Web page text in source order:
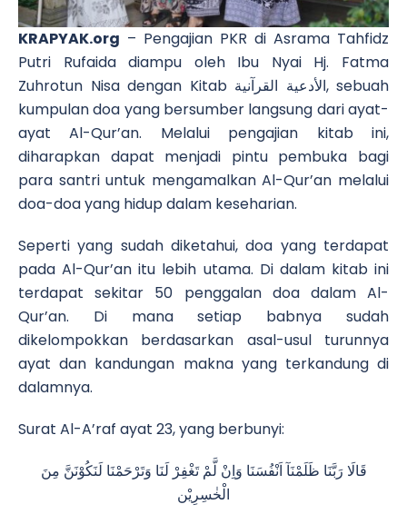
KRAPYAK.org – Pengajian PKR di Asrama Tahfidz
Putri Rufaida diampu oleh Ibu Nyai Hj. Fatma
Zuhrotun Nisa dengan Kitab الأدعية القرآنية, sebuah
kumpulan doa yang bersumber langsung dari ayat-
ayat Al-Qur’an. Melalui pengajian kitab ini,
diharapkan dapat menjadi pintu pembuka bagi
para santri untuk mengamalkan Al-Qur’an melalui
doa-doa yang hidup dalam keseharian.
Seperti yang sudah diketahui, doa yang terdapat
pada Al-Qur’an itu lebih utama. Di dalam kitab ini
terdapat sekitar 50 penggalan doa dalam Al-
Qur’an. Di mana setiap babnya sudah
dikelompokkan berdasarkan asal-usul turunnya
ayat dan kandungan makna yang terkandung di
dalamnya.
Surat Al-A’raf ayat 23, yang berbunyi:
قَالَا رَبَّنَا ظَلَمْنَآ اَنْفُسَنَا وَاِنْ لَّمْ تَغْفِرْ لَنَا وَتَرْحَمْنَا لَنَكُوْنَنَّ مِنَ
الْخٰسِرِيْن